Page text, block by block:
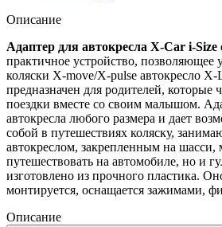
Описание
Адаптер для автокресла X-Car i-
практичное устройство, позволяющее
коляски X-move/X-pulse автокресло
предназначен для родителей, которые
поездки вместе со своим малышом.
автокресла любого размера и дает
собой в путешествиях коляску,
автокреслом, закрепленным на шасси,
путешествовать на автомобиле, но и
изготовлено из прочного пластика.
монтируется, оснащается зажимами,
Описание